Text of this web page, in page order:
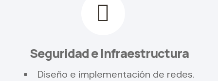
Seguridad e Infraestructura
Diseño e implementación de redes.